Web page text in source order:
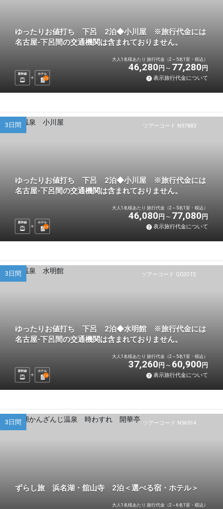
ゆったりお値打ち 下呂 2泊◆小川屋 ※旅行代金には
名古屋-下呂間の交通機関は含まれておりません。
新幹線
ホテル
2泊
大人1名様あたり 旅行代金（2～5名1室・税込）
46,280 円 77,280 円
表示旅行代金について
ツアーコード N97883
3日間
ゆったりお値打ち 下呂 2泊◆小川屋 ※旅行代金には
名古屋-下呂間の交通機関は含まれておりません。
新幹線
ホテル
2泊
大人1名様あたり 旅行代金（2～5名1室・税込）
46,080 円 77,080 円
表示旅行代金について
ツアーコード Q02OTE
3日間
ゆったりお値打ち 下呂 2泊◆水明館 ※旅行代金には
名古屋-下呂間の交通機関は含まれておりません。
新幹線
ホテル
2泊
大人1名様あたり 旅行代金（2～5名1室・税込）
37,260 円 60,900 円
表示旅行代金について
ツアーコード N96914
3日間
ずらし旅 浜名湖・舘山寺 2泊＜選べる宿・ホテル＞
大人1名様あたり 旅行代金（2～6名1室・税込）